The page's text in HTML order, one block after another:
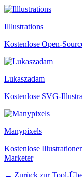
Illlustrations
Kostenlose Open-
Lukaszadam
Kostenlose SVG-
Manypixels
Kostenlose
Marketer
← Zurück zur Tool-